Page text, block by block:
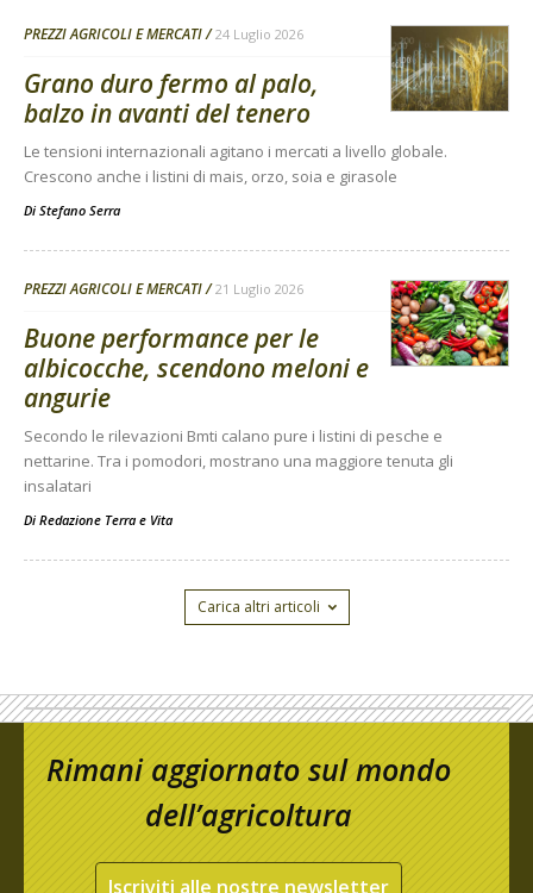
PREZZI AGRICOLI E MERCATI 24 Luglio 2026
Grano duro fermo al palo,
balzo in avanti del tenero
Le tensioni internazionali agitano i mercati a livello globale.
Crescono anche i listini di mais, orzo, soia e girasole
Di Stefano Serra
PREZZI AGRICOLI E MERCATI 21 Luglio 2026
Buone performance per le
albicocche, scendono meloni e
angurie
Secondo le rilevazioni Bmti calano pure i listini di pesche e
nettarine. Tra i pomodori, mostrano una maggiore tenuta gli
insalatari
Di Redazione Terra e Vita
Carica altri articoli
Rimani aggiornato sul mondo
dell’agricoltura
Iscriviti alle nostre newsletter